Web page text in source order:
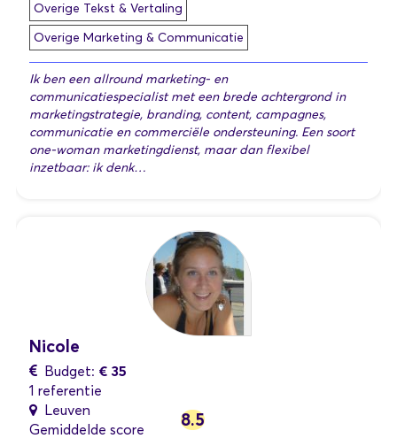
Overige Tekst & Vertaling
Overige Marketing & Communicatie
Ik ben een allround marketing- en
communicatiespecialist met een brede achtergrond in
marketingstrategie, branding, content, campagnes,
communicatie en commerciële ondersteuning. Een soort
one-woman marketingdienst, maar dan flexibel
inzetbaar: ik denk…
Nicole
Budget: € 35
1 referentie
Leuven
Gemiddelde score
8.5